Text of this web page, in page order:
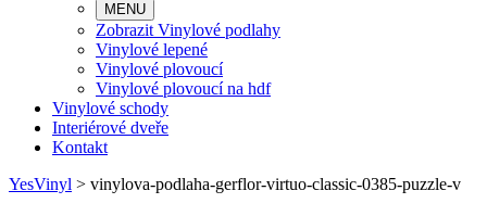
MENU
Zobrazit Vinylové podlahy
Vinylové lepené
Vinylové plovoucí
Vinylové plovoucí na hdf
Vinylové schody
Interiérové dveře
Kontakt
YesVinyl > vinylova-podlaha-gerflor-virtuo-classic-0385-puzzle-v